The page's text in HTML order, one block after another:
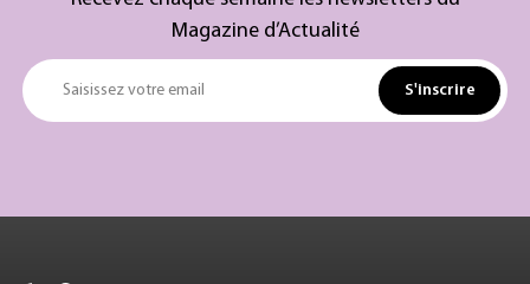
Magazine d’Actualité
Saisissez votre email S'inscrire